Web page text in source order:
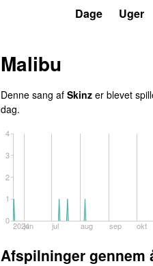
Dage Uger
Malibu
Denne sang af Skinz er blevet
dag.
2024jun jul aug sep okt
0
1
2
3
4
Afspilninger gennem